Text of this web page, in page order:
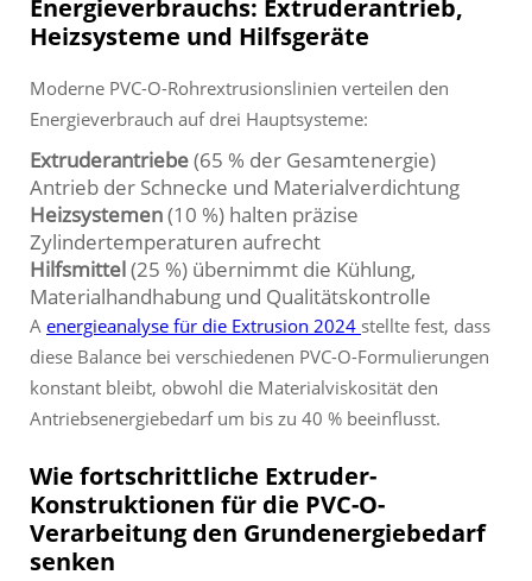
Energieverbrauchs: Extruderantrieb,
Heizsysteme und Hilfsgeräte
Moderne PVC-O-Rohrextrusionslinien verteilen den
Energieverbrauch auf drei Hauptsysteme:
Extruderantriebe(65 % der Gesamtenergie)
Antrieb der Schnecke und Materialverdichtung
Heizsystemen(10 %) halten präzise
Zylindertemperaturen aufrecht
Hilfsmittel(25 %) übernimmt die Kühlung,
Materialhandhabung und Qualitätskontrolle
A energieanalyse für die Extrusion 2024 stellte fest, dass
diese Balance bei verschiedenen PVC-O-Formulierungen
konstant bleibt, obwohl die Materialviskosität den
Antriebsenergiebedarf um bis zu 40 % beeinflusst.
Wie fortschrittliche Extruder-
Konstruktionen für die PVC-O-
Verarbeitung den Grundenergiebedarf
senken